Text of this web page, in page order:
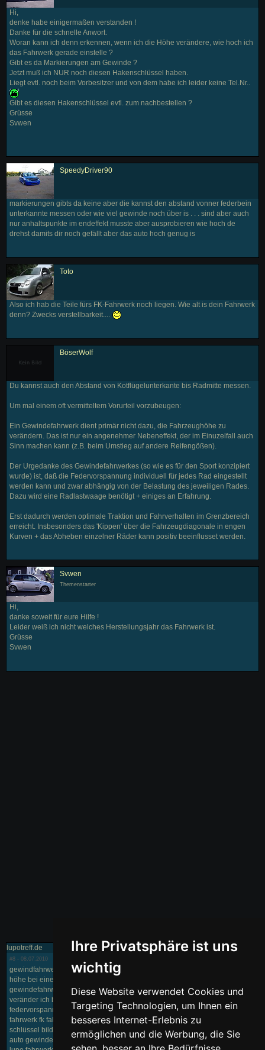
Ihre Privatsphäre ist uns
wichtig
Diese Website verwendet Cookies und
Targeting Technologien, um Ihnen ein
besseres Internet-Erlebnis zu
ermöglichen und die Werbung, die Sie
Hi,
denke habe einigermaßen verstanden !
Danke für die schnelle Anwort.
Woran kann ich denn erkennen, wenn ich die Höhe verändere, wie hoch ich
das Fahrwerk gerade einstelle ?
Gibt es da Markierungen am Gewinde ?
Jetzt muß ich NUR noch diesen Hakenschlüssel haben.
Liegt evtl. noch beim Vorbesitzer und von dem habe ich leider keine Tel.Nr..
Gibt es diesen Hakenschlüssel evtl. zum nachbestellen ?
Grüsse
Svwen
SpeedyDriver90
markierungen gibts da keine aber die kannst den abstand vonner federbein
unterkannte messen oder wie viel gewinde noch über is . . . sind aber auch
nur anhaltspunkte im endeffekt musste aber ausprobieren wie hoch de
drehst damits dir noch gefällt aber das auto hoch genug is
Toto
Also ich hab die Teile fürs FK-Fahrwerk noch liegen. Wie alt is dein Fahrwerk
denn? Zwecks verstellbarkeit....
BöserWolf
Du kannst auch den Abstand von Kotflügelunterkante bis Radmitte messen.
Um mal einem oft vermitteltem Vorurteil vorzubeugen:
Ein Gewindefahrwerk dient primär nicht dazu, die Fahrzeughöhe zu
verändern. Das ist nur ein angenehmer Nebeneffekt, der im Einuzelfall auch
Sinn machen kann (z.B. beim Umstieg auf andere Reifengößen).
Der Urgedanke des Gewindefahrwerkes (so wie es für den Sport konzipiert
wurde) ist, daß die Federvorspannung individuell für jedes Rad eingestellt
werden kann und zwar abhängig von der Belastung des jeweiligen Rades.
Dazu wird eine Radlastwaage benötigt + einiges an Erfahrung.
Erst dadurch werden optimale Traktion und Fahrverhalten im Grenzbereich
erreicht. Insbesonders das 'Kippen' über die Fahrzeugdiagonale in engen
Kurven + das Abheben einzelner Räder kann positiv beeinflusset werden.
Svwen
Themenstarter
Hi,
danke soweit für eure Hilfe !
Leider weiß ich nicht welches Herstellungsjahr das Fahrwerk ist.
Grüsse
Svwen
lupotreff.de
#8 - 08.07.2010
gewindfahrwerk einstellschlüßel gewindefahrwerk verstellen vw wie wird die
höhe bei einem gewindefahrwerk eingestellt federvorspannung einstellen
gewindefahrwerk radlastwaage gewindefahrwerk wie messen? wie
veränder ich beim gewindefahrwerk die höhe? gewinde fahrwerk einstellen
federvorspannung fk gewindefahrwerk gewinde hakenschlüssel für fk
fahrwerk fk fahrwerk einstellen lupo fk fahrwerk einstellen fk fahrwerk
schlüssel bilder zum einstellen des gewindefahrwerk fahrwerk einstellen
auto gewinde gewindefahrwerke fk einstellung gewindefahrwerk verstellen